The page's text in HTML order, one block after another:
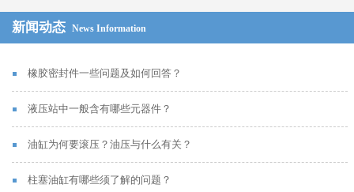
新闻动态 News Information
橡胶密封件一些问题及如何回答？
液压站中一般含有哪些元器件？
油缸为何要滚压？油压与什么有关？
柱塞油缸有哪些须了解的问题？